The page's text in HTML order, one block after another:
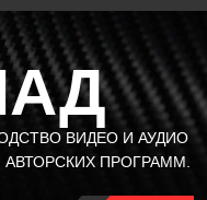
ВИДЕО И АУДИО
ПРОГРАММ.